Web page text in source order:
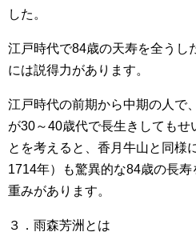
した。
江戸時代で84歳の天寿を全うし
には説得力があります。
江戸時代の前期から中期の人で
が30～40歳代で長生きしてもせ
とを考えると、香月牛山と同様
1714年）も驚異的な84歳の長
重みがあります。
３．雨森芳洲とは